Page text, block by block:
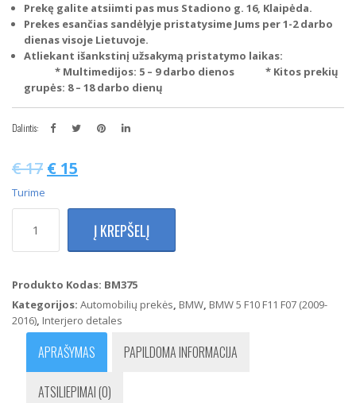
Prekę galite atsiimti pas mus Stadiono g. 16, Klaipėda.
Prekes esančias sandėlyje pristatysime Jums per 1-2 darbo
dienas visoje Lietuvoje.
Atliekant išankstinį užsakymą pristatymo laikas:
* Multimedijos: 5 – 9 darbo dienos * Kitos prekių
grupės: 8 – 18 darbo dienų
Dalintis:
€17 € 15
Turime
kiekis:
Serijos
F11
Durų
apdaila
(Dešinė)
(Smėlio
Į KREPŠELĮ
Produkto Kodas: BM375
Kategorijos: Automobilių prekės, BMW, BMW 5 F10 F11 F07 (2009-
2016), Interjero detales
APRAŠYMAS PAPILDOMA INFORMACIJA
ATSILIEPIMAI (0)